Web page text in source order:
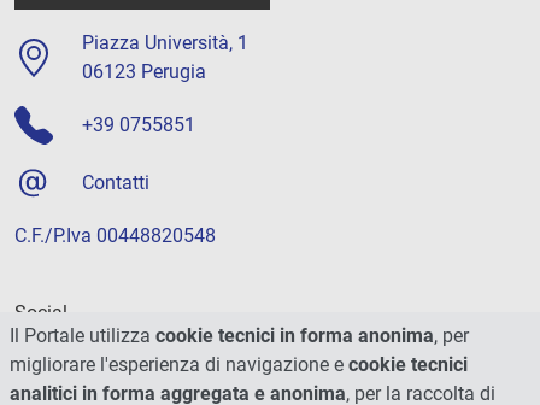
Piazza Università, 1
06123 Perugia
+39 0755851
Contatti
C.F./P.Iva 00448820548
Social
Il Portale utilizza cookie tecnici in forma anonima, per
migliorare l'esperienza di navigazione e cookie tecnici
analitici in forma aggregata e anonima, per la raccolta di